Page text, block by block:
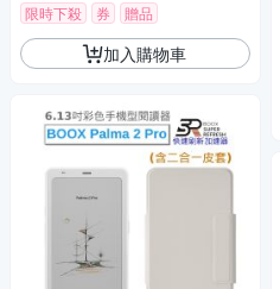
限時下殺
券 贈品
加入購物車